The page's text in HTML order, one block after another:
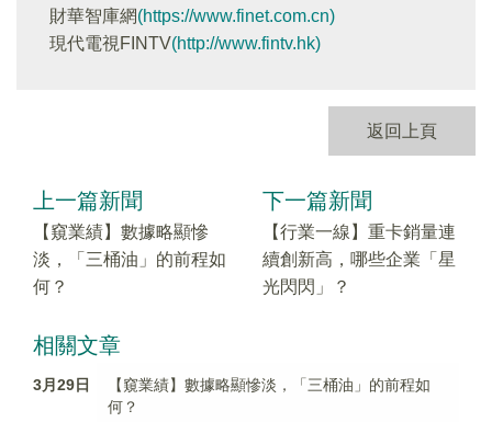
財華智庫網(https://www.finet.com.cn)
現代電視FINTV(http://www.fintv.hk)
返回上頁
上一篇新聞
【窺業績】數據略顯慘
淡，「三桶油」的前程如
何？
下一篇新聞
【行業一線】重卡銷量連
續創新高，哪些企業「星
光閃閃」？
相關文章
3月29日
【窺業績】數據略顯慘淡，「三桶油」的前程如
何？